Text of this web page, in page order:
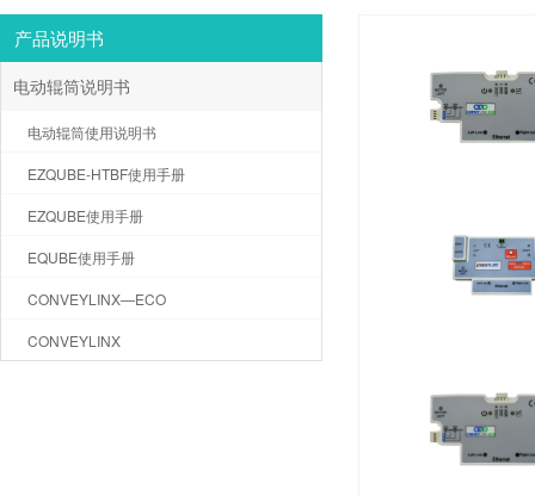
产品说明书
电动辊筒说明书
电动辊筒使用说明书
EZQUBE-HTBF使用手册
EZQUBE使用手册
EQUBE使用手册
CONVEYLINX—ECO
CONVEYLINX